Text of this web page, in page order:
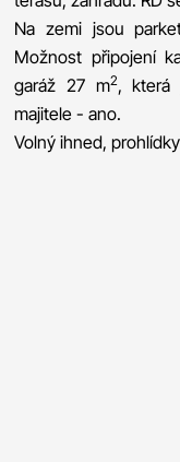
Na zemi jsou
Možnost připojení
garáž 27 m2, která
majitele - ano.
Volný ihned,